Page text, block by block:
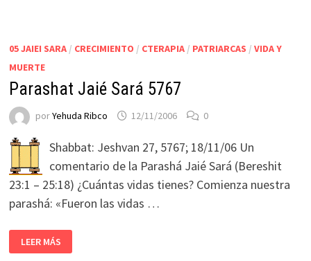
05 JAIEI SARA/ CRECIMIENTO / CTERAPIA/ PATRIARCAS / VIDA Y
MUERTE
Parashat Jaié Sará 5767
porYehuda Ribco 12/11/2006 0
Shabbat: Jeshvan 27, 5767; 18/11/06 Un
comentario de la Parashá Jaié Sará (Bereshit
23:1 – 25:18) ¿Cuántas vidas tienes? Comienza nuestra
parashá: «Fueron las vidas …
LEER MÁS